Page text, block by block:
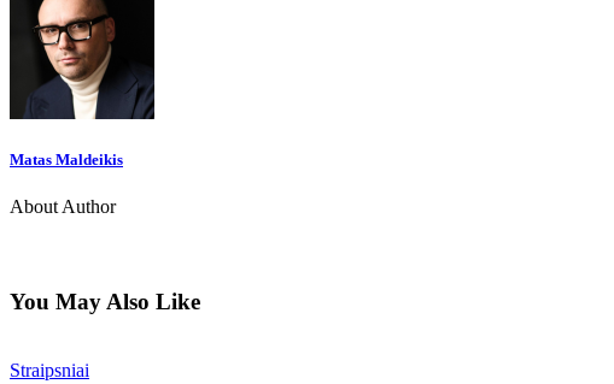
Matas Maldeikis
About Author
You May Also Like
Straipsniai